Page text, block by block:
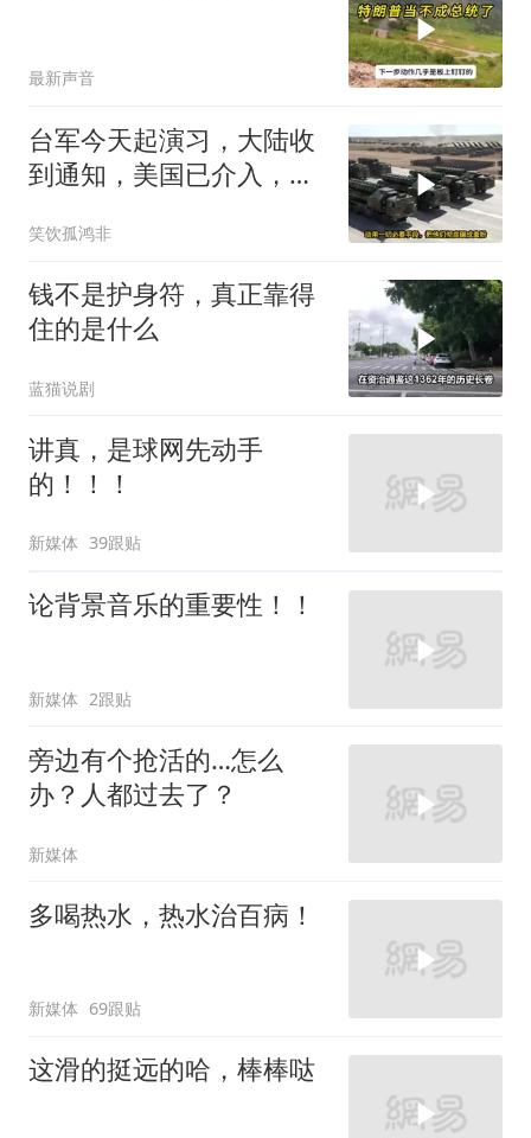
最新声音
台军今天起演习，大陆收
到通知，美国已介入，日
笑饮孤鸿非
钱不是护身符，真正靠得
住的是什么
蓝猫说剧
讲真，是球网先动手
的！！！
新媒体 39跟贴
论背景音乐的重要性！！
新媒体 2跟贴
旁边有个抢活的…怎么
办？人都过去了？
新媒体
多喝热水，热水治百病！
新媒体 69跟贴
这滑的挺远的哈，棒棒哒